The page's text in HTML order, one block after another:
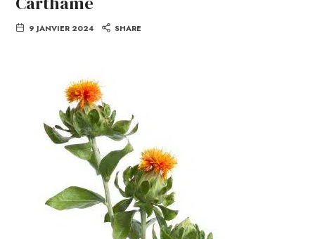
9 JANVIER 2024 SHARE